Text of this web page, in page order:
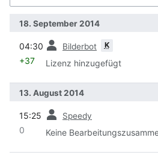
18. September 2014
04:30 Bilderbot K
+37 Lizenz hinzugefügt
13. August 2014
15:25 Speedy
0 Keine